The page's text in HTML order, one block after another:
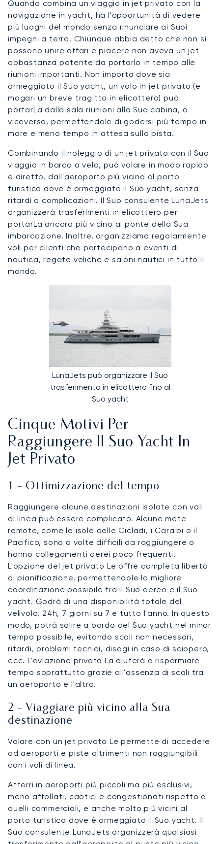
Quando combina un viaggio in jet privato con la
navigazione in yacht, ha l'opportunità di vedere
più luoghi del mondo senza rinunciare ai Suoi
impegni a terra. Chiunque abbia detto che non si
possono unire affari e piacere non aveva un jet
abbastanza potente da portarlo in tempo alle
riunioni importanti. Non importa dove sia
ormeggiato il Suo yacht, un volo in jet privato (e
magari un breve tragitto in elicottero) può
portarLa dalla sala riunioni alla Sua cabina, o
viceversa, permettendole di godersi più tempo in
mare e meno tempo in attesa sulla pista.
Combinando il noleggio di un jet privato con il Suo
viaggio in barca a vela, può volare in modo rapido
e diretto, dall'aeroporto più vicino al porto
turistico dove è ormeggiato il Suo yacht, senza
ritardi o complicazioni. Il Suo consulente LunaJets
organizzerà trasferimenti in elicottero per
portarLa ancora più vicino al ponte della Sua
imbarcazione. Inoltre, organizziamo regolarmente
voli per clienti che partecipano a eventi di
nautica, regate veliche e saloni nautici in tutto il
mondo.
LunaJets può organizzare il Suo
trasferimento in elicottero fino al
Suo yacht
Cinque Motivi Per
Raggiungere Il Suo Yacht In
Jet Privato
1 - Ottimizzazione del tempo
Raggiungere alcune destinazioni isolate con voli
di linea può essere complicato. Alcune mete
remote, come le isole delle Cicladi, i Caraibi o il
Pacifico, sono a volte difficili da raggiungere o
hanno collegamenti aerei poco frequenti.
L'opzione del jet privato Le offre completa libertà
di pianificazione, permettendole la migliore
coordinazione possibile tra il Suo aereo e il Suo
yacht. Godrà di una disponibilità totale del
velivolo, 24h, 7 giorni su 7 e tutto l'anno. In questo
modo, potrà salire a bordo del Suo yacht nel minor
tempo possibile, evitando scali non necessari,
ritardi, problemi tecnici, disagi in caso di sciopero,
ecc. L'aviazione privata La aiuterà a risparmiare
tempo soprattutto grazie all'assenza di scali tra
un aeroporto e l'altro.
2 - Viaggiare più vicino alla Sua
destinazione
Volare con un jet privato Le permette di accedere
ad aeroporti e piste altrimenti non raggiungibili
con i voli di linea.
Atterri in aeroporti più piccoli ma più esclusivi,
meno affollati, caotici e congestionati rispetto a
quelli commerciali, e anche molto più vicini al
porto turistico dove è ormeggiato il Suo yacht. Il
Suo consulente LunaJets organizzerà qualsiasi